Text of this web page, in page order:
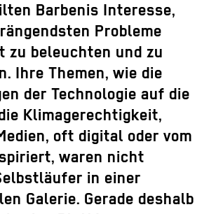
Barbenis Interesse,
Probleme
zu beleuchten und zu
Ihre Themen, wie die
der Technologie auf die
Klimagerechtigkeit,
oft digital oder vom
waren nicht
in einer
Galerie. Gerade deshalb